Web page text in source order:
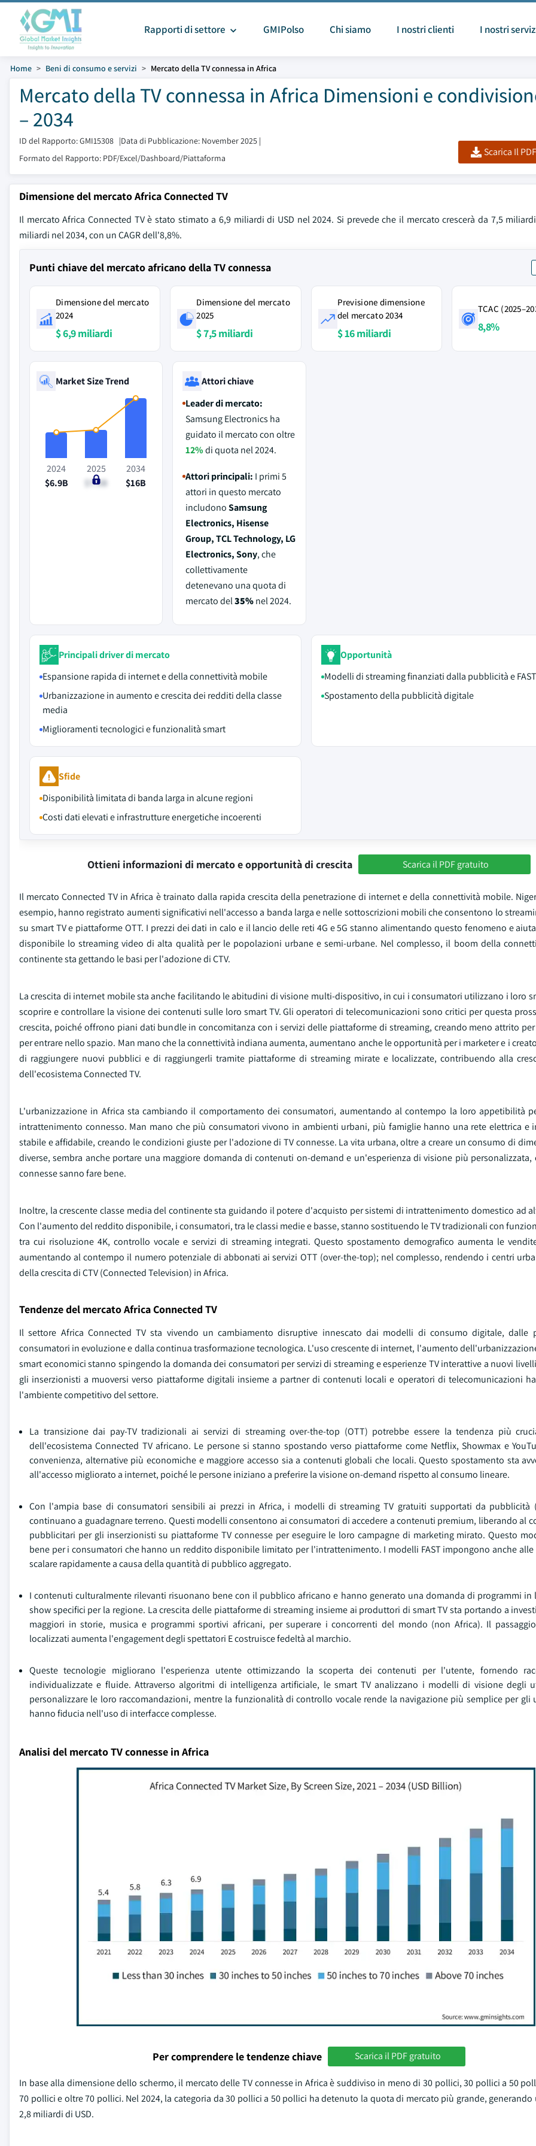
Rapporti di settore GMIPolso Chi siamo I nostri clienti I nostri
Home Beni di consumo e servizi Mercato della TV connessa in Africa
Mercato della TV connessa in Africa Dimensioni e
– 2034
ID del Rapporto: GMI15308 |Data di Pubblicazione: November 2025 |
Formato del Rapporto: PDF/Excel/Dashboard/Piattaforma
Scarica Il
Dimensione del mercato Africa Connected TV
Il mercato Africa Connected TV è stato stimato a 6,9 miliardi di USD nel 2024. Si prevede che il mercato crescerà da 7,5
miliardi nel 2034, con un CAGR dell'8,8%.
Punti chiave del mercato africano della TV connessa
Dimensione del mercato
2024
$ 6,9 miliardi
Dimensione del mercato
2025
$ 7,5 miliardi
Previsione dimensione
del mercato 2034
$ 16 miliardi
TCAC
8,8%
Market Size Trend
2024
$6.9B
2025
$7.5B
2034
$16B
Attori chiave
Leader di mercato:
Samsung Electronics ha
guidato il mercato con oltre
12%di quota nel 2024.
Attori principali: I primi 5
attori in questo mercato
includonoSamsung
Electronics, Hisense
Group, TCL Technology, LG
Electronics, Sony, che
collettivamente
detenevano una quota di
mercato del35%nel 2024.
Principali driver di mercato
Espansione rapida di internet e della connettività mobile
Urbanizzazione in aumento e crescita dei redditi della classe
media
Miglioramenti tecnologici e funzionalità smart
Opportunità
Modelli di streaming finanziati dalla pubblicità e FAST
Spostamento della pubblicità digitale
Sfide
Disponibilità limitata di banda larga in alcune regioni
Costi dati elevati e infrastrutture energetiche incoerenti
Ottieni informazioni di mercato e opportunità di crescita Scarica il PDF gratuito
Il mercato Connected TV in Africa è trainato dalla rapida crescita della penetrazione di internet e della connettività mobile.
esempio, hanno registrato aumenti significativi nell'accesso a banda larga e nelle sottoscrizioni mobili che consentono lo
su smart TV e piattaforme OTT. I prezzi dei dati in calo e il lancio delle reti 4G e 5G stanno alimentando questo fenomeno e
disponibile lo streaming video di alta qualità per le popolazioni urbane e semi-urbane. Nel complesso, il boom della
continente sta gettando le basi per l'adozione di CTV.
La crescita di internet mobile sta anche facilitando le abitudini di visione multi-dispositivo, in cui i consumatori utilizzano i loro
scoprire e controllare la visione dei contenuti sulle loro smart TV. Gli operatori di telecomunicazioni sono critici per questa
crescita, poiché offrono piani dati bundle in concomitanza con i servizi delle piattaforme di streaming, creando meno attrito
per entrare nello spazio. Man mano che la connettività indiana aumenta, aumentano anche le opportunità per i marketer e i
di raggiungere nuovi pubblici e di raggiungerli tramite piattaforme di streaming mirate e localizzate, contribuendo alla
dell'ecosistema Connected TV.
L'urbanizzazione in Africa sta cambiando il comportamento dei consumatori, aumentando al contempo la loro appetibilità
intrattenimento connesso. Man mano che più consumatori vivono in ambienti urbani, più famiglie hanno una rete elettrica e
stabile e affidabile, creando le condizioni giuste per l'adozione di TV connesse. La vita urbana, oltre a creare un consumo di
diverse, sembra anche portare una maggiore domanda di contenuti on-demand e un'esperienza di visione più personalizzata,
connesse sanno fare bene.
Inoltre, la crescente classe media del continente sta guidando il potere d'acquisto per sistemi di intrattenimento domestico ad
Con l'aumento del reddito disponibile, i consumatori, tra le classi medie e basse, stanno sostituendo le TV tradizionali con
tra cui risoluzione 4K, controllo vocale e servizi di streaming integrati. Questo spostamento demografico aumenta le
aumentando al contempo il numero potenziale di abbonati ai servizi OTT (over-the-top); nel complesso, rendendo i centri
della crescita di CTV (Connected Television) in Africa.
Tendenze del mercato Africa Connected TV
Il settore Africa Connected TV sta vivendo un cambiamento disruptive innescato dai modelli di consumo digitale, dalle
consumatori in evoluzione e dalla continua trasformazione tecnologica. L'uso crescente di internet, l'aumento
smart economici stanno spingendo la domanda dei consumatori per servizi di streaming e esperienze TV interattive a nuovi
gli inserzionisti a muoversi verso piattaforme digitali insieme a partner di contenuti locali e operatori di telecomunicazioni
l'ambiente competitivo del settore.
La transizione dai pay-TV tradizionali ai servizi di streaming over-the-top (OTT) potrebbe essere la tendenza più
dell'ecosistema Connected TV africano. Le persone si stanno spostando verso piattaforme come Netflix, Showmax e
convenienza, alternative più economiche e maggiore accesso sia a contenuti globali che locali. Questo spostamento sta
all'accesso migliorato a internet, poiché le persone iniziano a preferire la visione on-demand rispetto al consumo lineare.
Con l'ampia base di consumatori sensibili ai prezzi in Africa, i modelli di streaming TV gratuiti supportati da pubblicità
continuano a guadagnare terreno. Questi modelli consentono ai consumatori di accedere a contenuti premium, liberando al
pubblicitari per gli inserzionisti su piattaforme TV connesse per eseguire le loro campagne di marketing mirato. Questo
bene per i consumatori che hanno un reddito disponibile limitato per l'intrattenimento. I modelli FAST impongono anche
scalare rapidamente a causa della quantità di pubblico aggregato.
I contenuti culturalmente rilevanti risuonano bene con il pubblico africano e hanno generato una domanda di programmi in
show specifici per la regione. La crescita delle piattaforme di streaming insieme ai produttori di smart TV sta portando a
maggiori in storie, musica e programmi sportivi africani, per superare i concorrenti del mondo (non Africa). Il
localizzati aumenta l'engagement degli spettatori E costruisce fedeltà al marchio.
Queste tecnologie migliorano l'esperienza utente ottimizzando la scoperta dei contenuti per l'utente, fornendo
individualizzate e fluide. Attraverso algoritmi di intelligenza artificiale, le smart TV analizzano i modelli di visione degli
personalizzare le loro raccomandazioni, mentre la funzionalità di controllo vocale rende la navigazione più semplice per gli
hanno fiducia nell'uso di interfacce complesse.
Analisi del mercato TV connesse in Africa
Per comprendere le tendenze chiave Scarica il PDF gratuito
In base alla dimensione dello schermo, il mercato delle TV connesse in Africa è suddiviso in meno di 30 pollici, 30 pollici a 50
70 pollici e oltre 70 pollici. Nel 2024, la categoria da 30 pollici a 50 pollici ha detenuto la quota di mercato più grande,
2,8 miliardi di USD.